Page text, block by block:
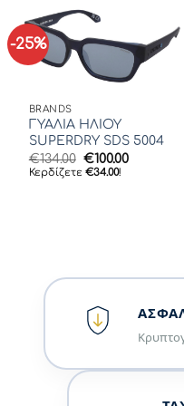
-25%
BRANDS
ΓΥΑΛΙΑ ΗΛΙΟΥ
SUPERDRY SDS 5004
€134.00 Original
price
€100.00Η
Κερδίζετε €34.00!